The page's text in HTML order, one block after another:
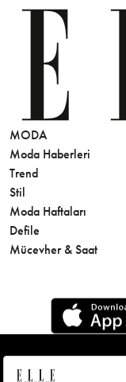
MODA
Moda Haberleri
Trend
Stil
Moda Haftaları
Defile
Mücevher & Saat